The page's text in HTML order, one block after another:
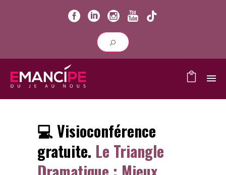
💻 Visioconférence
gratuite. Le Triangle